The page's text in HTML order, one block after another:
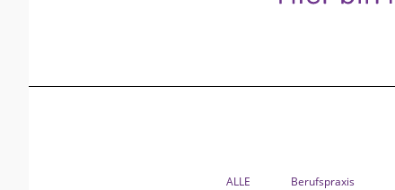
ALLE Berufspraxis